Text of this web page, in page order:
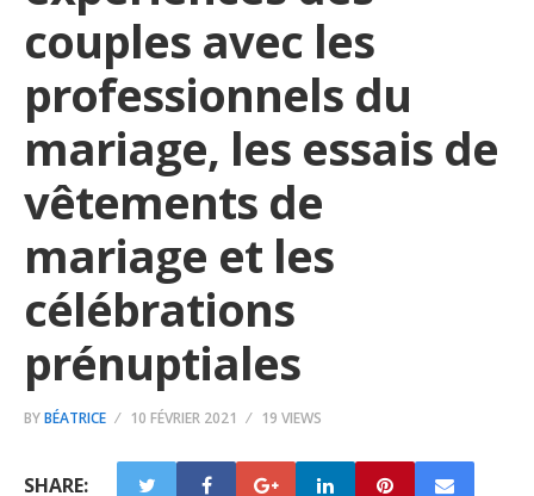
couples avec les
professionnels du
mariage, les essais de
vêtements de
mariage et les
célébrations
prénuptiales
BYBÉATRICE 10 FÉVRIER 2021 19 VIEWS
SHARE: